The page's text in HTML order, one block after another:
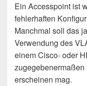
Ein Accesspoint ist
fehlerhaften
Manchmal soll das
Verwendung des
einem Cisco- oder
erscheinen mag.